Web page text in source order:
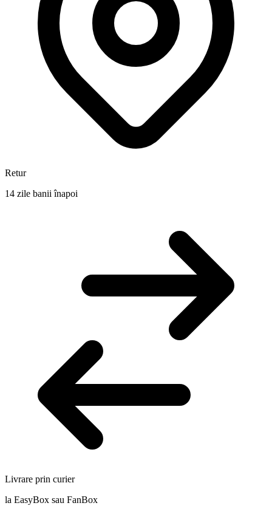
Retur
14 zile banii înapoi
Livrare prin curier
la EasyBox sau FanBox